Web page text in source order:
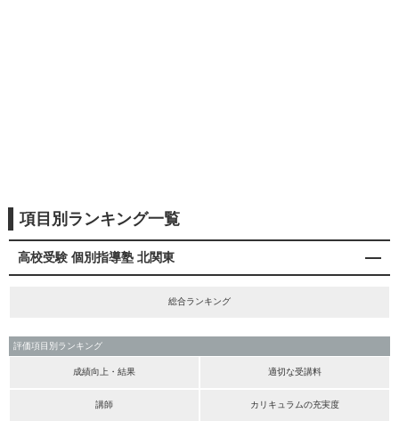
項目別ランキング一覧
高校受験 個別指導塾 北関東
総合ランキング
評価項目別ランキング
成績向上・結果 適切な受講料
講師 カリキュラムの充実度